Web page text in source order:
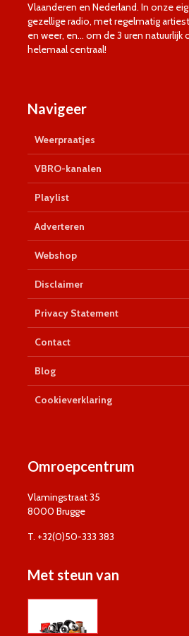
Vlaanderen en Nederland. In onze
gezellige radio, met regelmatig
en weer, en… om de 3 uren natuurlijk
helemaal centraal!
Navigeer
Weerpraatjes
VBRO-kanalen
Playlist
Adverteren
Webshop
Disclaimer
Privacy Statement
Contact
Blog
Cookieverklaring
Omroepcentrum
Vlamingstraat 35
8000 Brugge
T. +32(0)50-333 383
Met steun van